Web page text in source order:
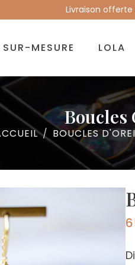
Livraison offerte
SUR-MESURE LOLA
Boucles
BOUCLES